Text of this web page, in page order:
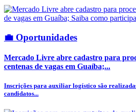
💼 Oportunidades
Mercado Livre abre cadastro para
centenas de vagas em Guaíba;...
Inscrições para auxiliar logístico são
candidatos...